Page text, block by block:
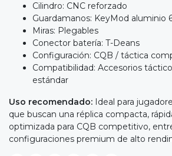
Cilindro: CNC reforzado
Guardamanos: KeyMod aluminio
Miras: Plegables
Conector batería: T-Deans
Configuración: CQB / táctica
Compatibilidad: Accesorios
estándar
Uso recomendado: Ideal para
que buscan una réplica compacta,
optimizada para CQB competitivo,
configuraciones premium de alto